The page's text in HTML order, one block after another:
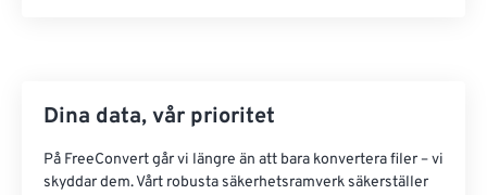
Dina data, vår prioritet
På FreeConvert går vi längre än att bara konvertera filer – vi
skyddar dem. Vårt robusta säkerhetsramverk säkerställer